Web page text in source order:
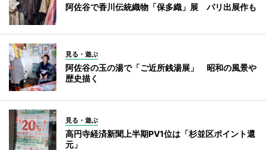
阿佐谷で香川伝統織物「保多織」展 パリ出展作も
見る・遊ぶ
阿佐谷の玉の湯で「ご近所銭湯展」 昭和の風景や
歴史描く
見る・遊ぶ
高円寺経済新聞上半期PV1位は「杉並区ポイント還
元」